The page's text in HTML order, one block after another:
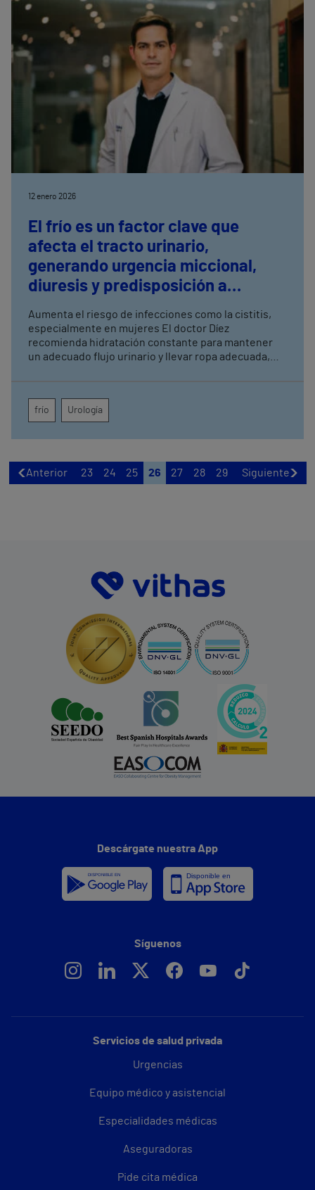
12 enero 2026
El frío es un factor clave que
afecta el tracto urinario,
generando urgencia miccional,
diuresis y predisposición a
Aumenta el riesgo de infecciones como la cistitis,
especialmente en mujeres El doctor Díez
recomienda hidratación constante para mantener
un adecuado flujo urinario y llevar ropa adecuada,
acudir a un profesional evitando la automedicación
frío Urología
Anterior 23 24 25 26 27 28 29 Siguiente
Servicios de salud privada
Urgencias
Equipo médico y asistencial
Especialidades médicas
Aseguradoras
Pide cita médica
Descárgate nuestra App
Síguenos